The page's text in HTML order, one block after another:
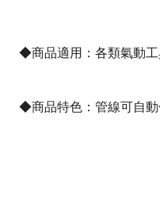
◆商品適用：各類氣動
◆商品特色：管線可自